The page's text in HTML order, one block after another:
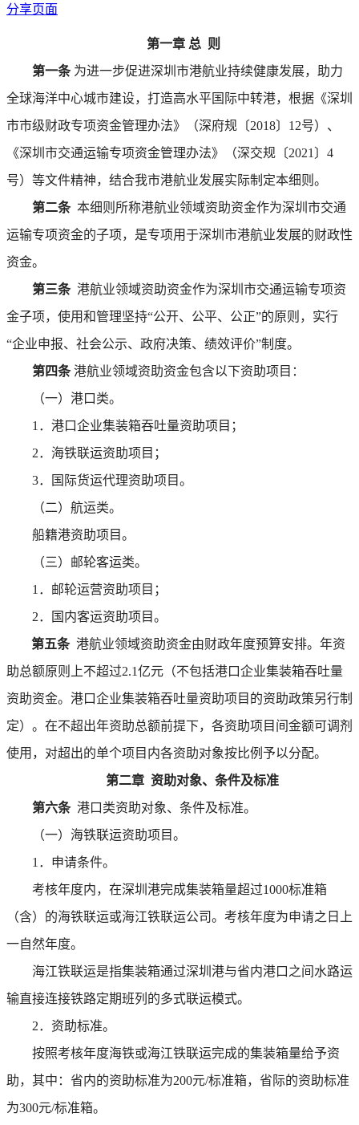
分享页面
第一章总 则
第一条 为进一步促进深圳市港航业持续健康发展，助力
全球海洋中心城市建设，打造高水平国际中转港，根据《深圳
市市级财政专项资金管理办法》（深府规〔2018〕12号）、
《深圳市交通运输专项资金管理办法》（深交规〔2021〕4
号）等文件精神，结合我市港航业发展实际制定本细则。
第二条 本细则所称港航业领域资助资金作为深圳市交通
运输专项资金的子项，是专项用于深圳市港航业发展的财政性
资金。
第三条 港航业领域资助资金作为深圳市交通运输专项资
金子项，使用和管理坚持“公开、公平、公正”的原则，实行
“企业申报、社会公示、政府决策、绩效评价”制度。
第四条港航业领域资助资金包含以下资助项目：
（一）港口类。
1．港口企业集装箱吞吐量资助项目；
2．海铁联运资助项目；
3．国际货运代理资助项目。
（二）航运类。
船籍港资助项目。
（三）邮轮客运类。
1．邮轮运营资助项目；
2．国内客运资助项目。
第五条 港航业领域资助资金由财政年度预算安排。年资
助总额原则上不超过2.1亿元（不包括港口企业集装箱吞吐量
资助资金。港口企业集装箱吞吐量资助项目的资助政策另行制
定）。在不超出年资助总额前提下，各资助项目间金额可调剂
使用，对超出的单个项目内各资助对象按比例予以分配。
第二章 资助对象、条件及标准
第六条港口类资助对象、条件及标准。
（一）海铁联运资助项目。
1．申请条件。
考核年度内，在深圳港完成集装箱量超过1000标准箱
（含）的海铁联运或海江铁联运公司。考核年度为申请之日上
一自然年度。
海江铁联运是指集装箱通过深圳港与省内港口之间水路运
输直接连接铁路定期班列的多式联运模式。
2．资助标准。
按照考核年度海铁或海江铁联运完成的集装箱量给予资
助，其中：省内的资助标准为200元/标准箱，省际的资助标准
为300元/标准箱。